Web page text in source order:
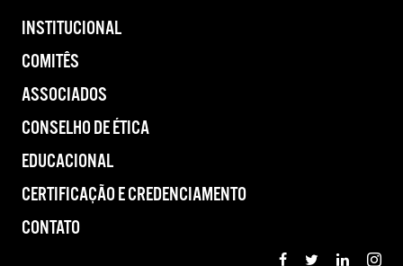
INSTITUCIONAL
COMITÊS
ASSOCIADOS
CONSELHO DE ÉTICA
EDUCACIONAL
CERTIFICAÇÃO E CREDENCIAMENTO
CONTATO